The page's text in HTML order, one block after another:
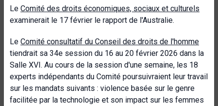
Le Comité des droits économiques, sociaux et culturels
examinerait le 17 février le rapport de l'Australie.
Le Comité consultatif du Conseil des droits de l'homme
tiendrait sa 34e session du 16 au 20 février 2026 dans la
Salle XVI. Au cours de la session d'une semaine, les 18
experts indépendants du Comité poursuivraient leur travail
sur les mandats suivants : violence basée sur le genre
facilitée par la technologie et son impact sur les femmes